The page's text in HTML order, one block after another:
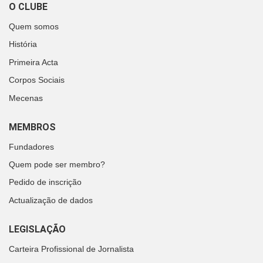
O CLUBE
Quem somos
História
Primeira Acta
Corpos Sociais
Mecenas
MEMBROS
Fundadores
Quem pode ser membro?
Pedido de inscrição
Actualização de dados
LEGISLAÇÃO
Carteira Profissional de Jornalista